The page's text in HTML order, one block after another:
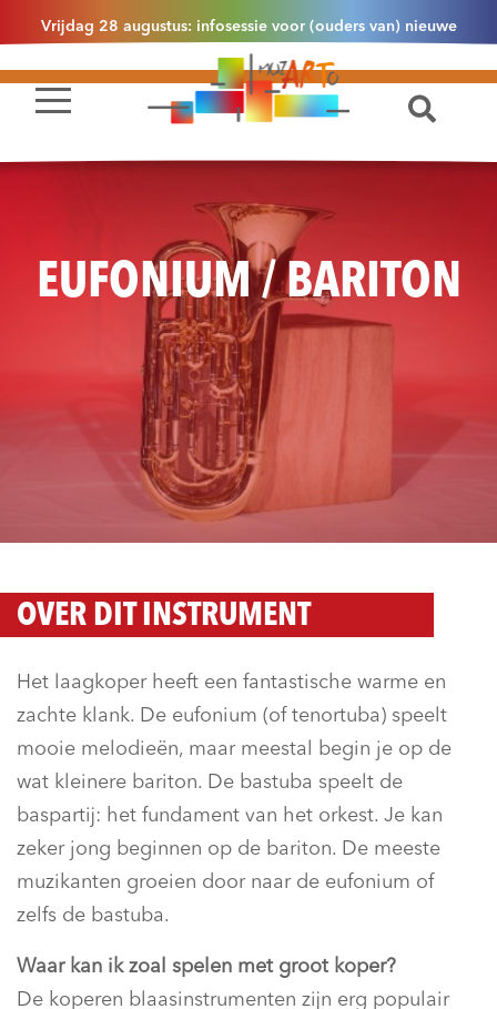
Vrijdag 28 augustus: infosessie voor (ouders van) nieuwe
leerlingen 2.1 om 13u30 in Essen
EUFONIUM / BARITON
OVER DIT INSTRUMENT
Het laagkoper heeft een fantastische warme en
zachte klank. De eufonium (of tenortuba) speelt
mooie melodieën, maar meestal begin je op de
wat kleinere bariton. De bastuba speelt de
baspartij: het fundament van het orkest. Je kan
zeker jong beginnen op de bariton. De meeste
muzikanten groeien door naar de eufonium of
zelfs de bastuba.
Waar kan ik zoal spelen met groot koper?
De koperen blaasinstrumenten zijn erg populair